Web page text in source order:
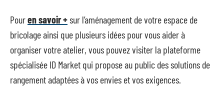
Pouren savoir +sur l’aménagement de votre espace de
bricolage ainsi que plusieurs idées pour vous aider à
organiser votre atelier, vous pouvez visiter la plateforme
spécialisée ID Market qui propose au public des solutions de
rangement adaptées à vos envies et vos exigences.